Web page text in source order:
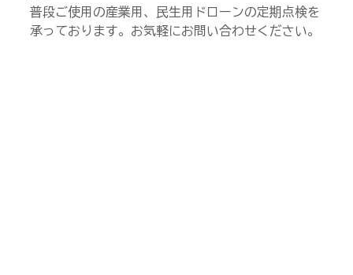
普段ご使用の産業用、民生用ドローンの定期点検を
承っております。お気軽にお問い合わせください。